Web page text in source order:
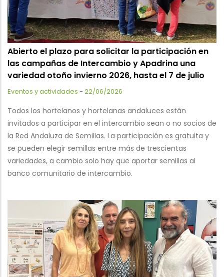
Abierto el plazo para solicitar la participación en
las campañas de Intercambio y Apadrina una
variedad otoño invierno 2026, hasta el 7 de julio
Eventos y actividades - 22/06/2026
Todos los hortelanos y hortelanas andaluces están
invitados a participar en el intercambio sean o no socios de
la Red Andaluza de Semillas. La participación es gratuita y
se pueden elegir semillas entre más de trescientas
variedades, a cambio solo hay que aportar semillas al
banco comunitario de intercambio.